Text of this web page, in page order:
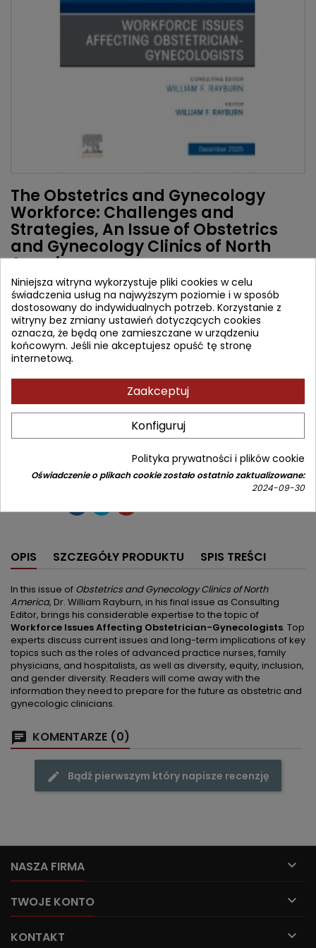
The Obstetrics and Gynecology
Workforce: Challenges and
Strategies, An Issue of Obstetrics
and Gynecology Clinics of North
Ameri
Autorzy:
William F. Rayburn
Wydawca: Elsevier
ISBN:9780443317323
514,03 zł 436,93 zł Zniżka 77,10 zł
Brutto
Najniższa cena w okresie 30 dni przed promocją:436,93 zł
Ilość  Dodaj do koszyka
Od 4 do 6 tygodni
OPIS SZCZEGÓŁY PRODUKTU SPIS TREŚCI
In this issue of Obstetrics and Gynecology Clinics of North
America, Dr. William Rayburn, in his final issue as Consulting
Editor, brings his considerable expertise to the topic of
Workforce Issues Affecting Obstetrician-Gynecologists. Top
experts discuss current issues and long-term implications of key
topics such as the roles of advanced practice nurses, family
physicians, and hospitalists, as well as diversity, equity, inclusion,
and gender diversity. Readers will come away with the
information they need to prepare for the future as obstetric and
gynecologic clinicians.
KOMENTARZE (0)
Bądź pierwszym który napisze recenzję
NASZA FIRMA 
TWOJE KONTO 
KONTAKT 
Niniejsza witryna wykorzystuje pliki cookies w celu
świadczenia usług na najwyższym poziomie i w sposób
dostosowany do indywidualnych potrzeb. Korzystanie z
witryny bez zmiany ustawień dotyczących cookies
oznacza, że będą one zamieszczane w urządzeniu
końcowym. Jeśli nie akceptujesz opuść tę stronę
internetową.
Zaakceptuj
Konfiguruj
Polityka prywatności i plików cookie
Oświadczenie o plikach cookie zostało ostatnio zaktualizowane:
2024-09-30